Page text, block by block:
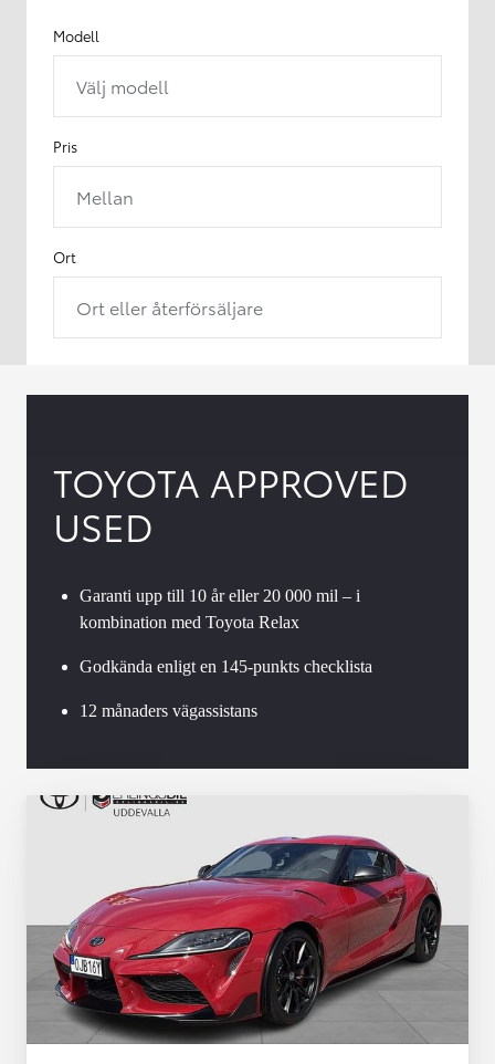
Modell
Välj modell
Pris
Mellan
Ort
Ort eller återförsäljare
TOYOTA APPROVED
USED
Garanti upp till 10 år eller 20 000 mil – i
kombination med Toyota Relax
Godkända enligt en 145-punkts checklista
12 månaders vägassistans